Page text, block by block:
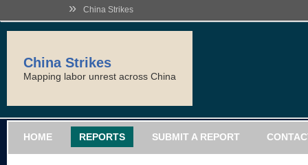
» China Strikes
China Strikes
Mapping labor unrest across China
HOME REPORTS SUBMIT A REPORT